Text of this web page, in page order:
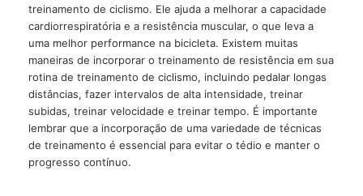
treinamento de ciclismo. Ele ajuda a melhorar a capacidade
cardiorrespiratória e a resistência muscular, o que leva a
uma melhor performance na bicicleta. Existem muitas
maneiras de incorporar o treinamento de resistência em sua
rotina de treinamento de ciclismo, incluindo pedalar longas
distâncias, fazer intervalos de alta intensidade, treinar
subidas, treinar velocidade e treinar tempo. É importante
lembrar que a incorporação de uma variedade de técnicas
de treinamento é essencial para evitar o tédio e manter o
progresso contínuo.